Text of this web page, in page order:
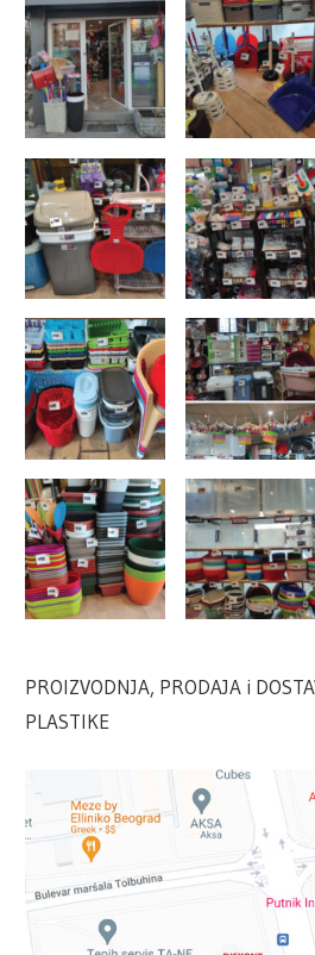
PROIZVODNJA, PRODAJA i
PLASTIKE